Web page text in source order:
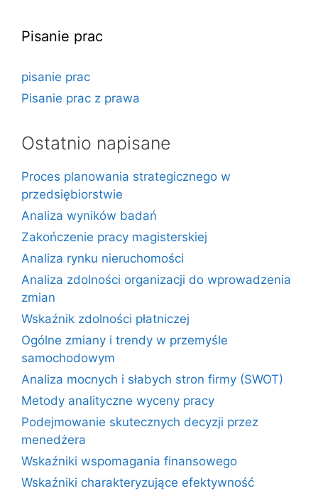
Pisanie prac
pisanie prac
Pisanie prac z prawa
Ostatnio napisane
Proces planowania strategicznego w
przedsiębiorstwie
Analiza wyników badań
Zakończenie pracy magisterskiej
Analiza rynku nieruchomości
Analiza zdolności organizacji do wprowadzenia
zmian
Wskaźnik zdolności płatniczej
Ogólne zmiany i trendy w przemyśle
samochodowym
Analiza mocnych i słabych stron firmy (SWOT)
Metody analityczne wyceny pracy
Podejmowanie skutecznych decyzji przez
menedżera
Wskaźniki wspomagania finansowego
Wskaźniki charakteryzujące efektywność